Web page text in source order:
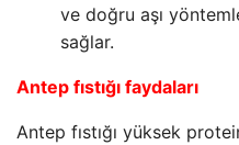
ve doğru aşı
sağlar.
Antep fıstığı faydaları
Antep fıstığı yüksek